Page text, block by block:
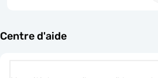
Centre d'aide